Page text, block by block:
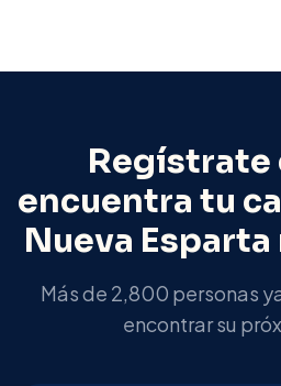
Regístrate
encuentra tu
Nueva Esparta
Más de 2,800 personas
encontrar su